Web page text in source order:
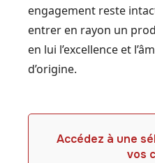
engagement reste
entrer en rayon un
en lui l’excellence et
d’origine.
Accédez à une
vos